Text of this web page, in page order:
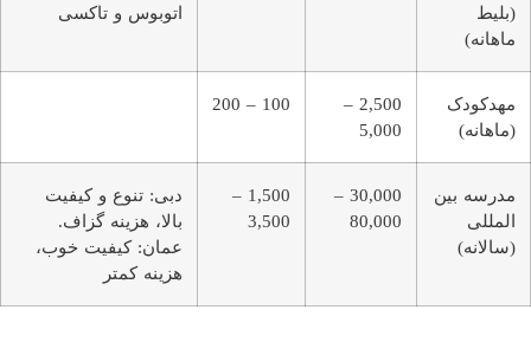
(بلیط
ماهانه)
اتوبوس و تاکسی
مهدکودک
(ماهانه)
2,500 –
5,000
100 – 200
مدرسه بین
‌المللی
(سالانه)
30,000 –
80,000
1,500 –
3,500
دبی: تنوع و کیفیت
بالا، هزینه گزاف.
عمان: کیفیت خوب،
هزینه کمتر